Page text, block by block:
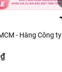
- Hàng Công ty